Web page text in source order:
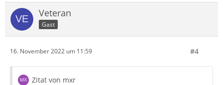
Veteran
Gast
16. November 2022 um 11:59 #4
Zitat von mxr